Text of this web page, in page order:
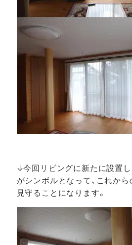
↓今回リビングに新たに設置
がシンボルとなって、これか
見守ることになります。